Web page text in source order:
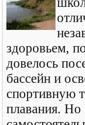
здоровьем,
довелось
бассейн и
спортивную
плавания. Но